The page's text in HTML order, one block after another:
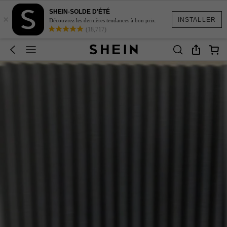
INSTALLER
×
SHEIN-SOLDE D'ÉTÉ
Découvrez les dernières tendances à bon prix.
(18,717)